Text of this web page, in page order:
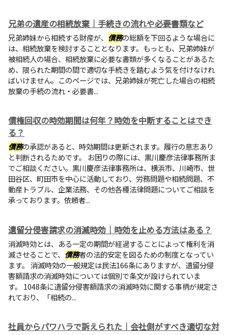
兄弟の遺産の相続放棄｜手続きの流れや必要書類など
兄弟姉妹から相続する財産が、 債務の総額を下回るような場合に
は、相続放棄を検討することとなります。もっとも、兄弟姉妹が
被相続人の場合、相続放棄に必要な書類が多くなることがあるた
め、限られた期間の間で適切な手続きを踏むよう気を付けなけれ
ばいけません。このページでは、兄弟姉妹が死亡した場合の相続
放棄の手続の流れ・必要書...
債権回収の時効期間は何年？時効を中断することはでき
る？
債務の承認があると、時効期間は更新されます。履行の意志あり
と判断されるためです。 お困りの際には、黒川慶彦法律事務所ま
でご相談ください。黒川慶彦法律事務所は、横浜市、川崎市、世
田谷区、町田市を中心に活動しており、労務問題や相続問題、不
動産トラブル、企業法務、その他各種法律問題についてご相談を
承っております。依頼者...
遺留分侵害請求の消滅時効｜時効を止める方法はある？
消滅時効とは、ある一定の期間が経過することによって権利を消
滅させることで、 債務者の法的安定を図るための制度となってい
ます。 消滅時効の一般規定は民法166条にありますが、遺留分侵
害額請求の消滅時効については個別で条文が設けられていま
す。 1048条に遺留分侵害額請求の消滅時効に関する事柄が規定さ
れており、「相続の...
社員からパワハラで訴えられた｜会社側がすべき適切な対